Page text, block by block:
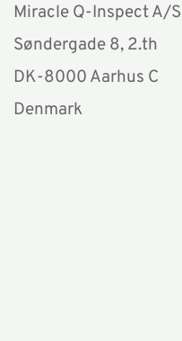
Miracle Q-Inspect A/S
Søndergade 8, 2.th
DK-8000 Aarhus C
Denmark